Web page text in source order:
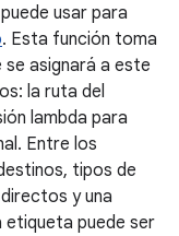
usar para
. Esta función toma
asignará a este
la ruta del
lambda para
Entre los
tipos de
y una
etiqueta puede ser